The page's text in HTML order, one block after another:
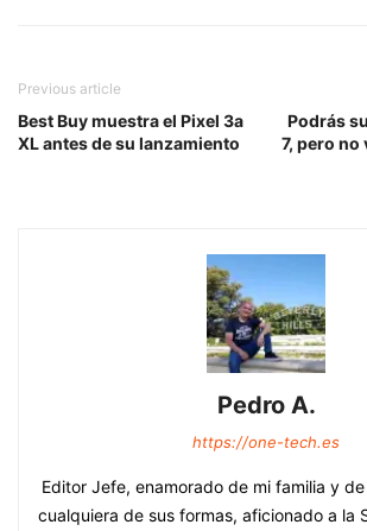
Previous article
Best Buy muestra el Pixel 3a
XL antes de su lanzamiento
Podrás
7, pero
Pedro A.
https://one-tech.es
Editor Jefe, enamorado de mi familia y
cualquiera de sus formas, aficionado a la